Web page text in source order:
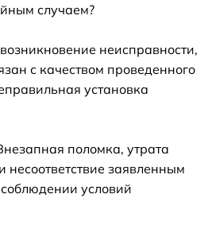
случаем?
неисправности,
с качеством проведенного
установка
поломка, утрата
несоответствие заявленным
условий